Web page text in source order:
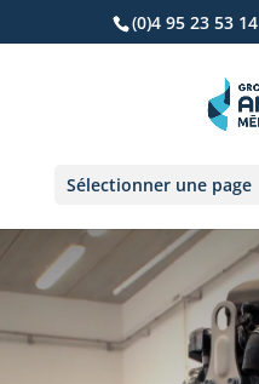
(0)4 95 23 53 14
Sélectionner une page